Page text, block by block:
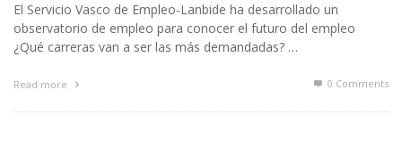
El Servicio Vasco de Empleo-Lanbide ha desarrollado un
observatorio de empleo para conocer el futuro del empleo
¿Qué carreras van a ser las más demandadas? …
Read more 0 Comments